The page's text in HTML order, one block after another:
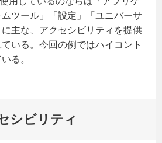
ツール」「設定」「ユニバーサ
主な、アクセシビリティを提供
いる。今回の例ではハイコント
る。
シビリティ